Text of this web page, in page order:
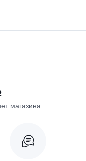
магазина